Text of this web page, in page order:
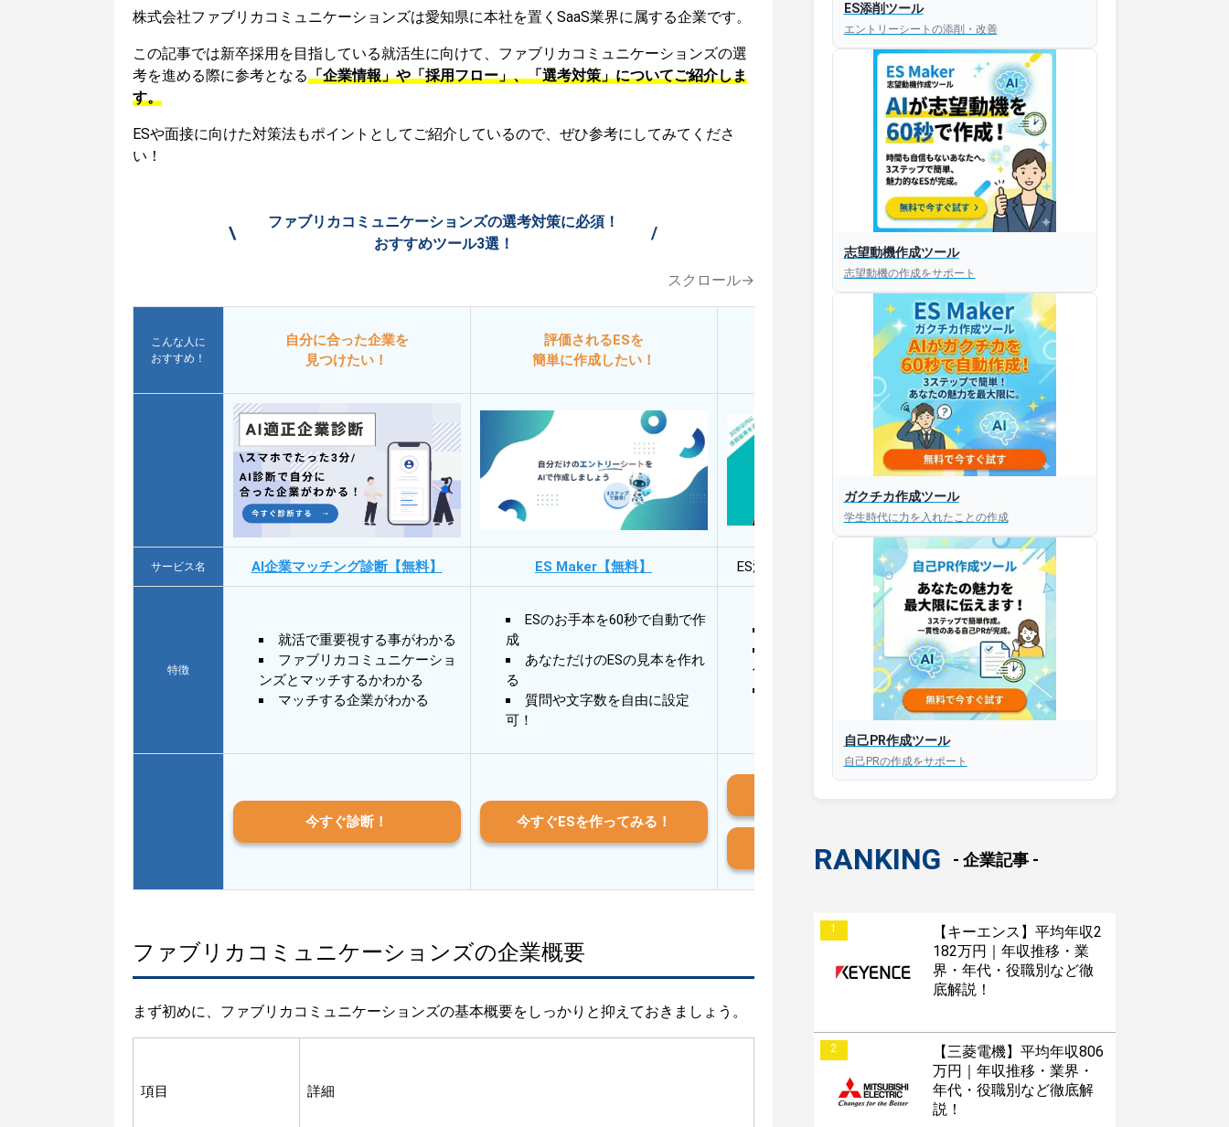
株式会社ファブリカコミュニケーションズは愛知県に本社を置くSaaS業界に属する企業です。
この記事では新卒採用を目指している就活生に向けて、ファブリカコミュニケーションズの選
考を進める際に参考となる「企業情報」や「採用フロー」、「選考対策」についてご紹介しま
す。
ESや面接に向けた対策法もポイントとしてご紹介しているので、ぜひ参考にしてみてくださ
い！
\
ファブリカコミュニケーションズの選考対策に必須！
おすすめツール3選！
/
スクロール→
こんな人に
おすすめ！
自分に合った企業を
見つけたい！
評価されるESを
簡単に作成したい！
今すぐESを
添削してほしい！
サービス名 AI企業マッチング診断【無料】 ES Maker【無料】 ES添削・面接対策アプリ【無料】
特徴
就活で重要視する事がわかる
ファブリカコミュニケーショ
ンズとマッチするかわかる
マッチする企業がわかる
ESのお手本を60秒で自動で作
成
あなただけのESの見本を作れ
る
質問や文字数を自由に設定
可！
30秒以内にあなたのESを添削
30秒以内にあなただけのESを
作成
AIと対話して面接練習ができ
今すぐ診断！ 今すぐESを作ってみる！
Android版はこちら
ファブリカコミュニケーションズの企業概要
まず初めに、ファブリカコミュニケーションズの基本概要をしっかりと抑えておきましょう。
項目 詳細
ES添削ツール
エントリーシートの添削・改善
志望動機作成ツール
志望動機の作成をサポート
ガクチカ作成ツール
学生時代に力を入れたことの作成
自己PR作成ツール
自己PRの作成をサポート
RANKING - 企業記事 -
1
【キーエンス】平均年収2
182万円｜年収推移・業
界・年代・役職別など徹
底解説！
2
【三菱電機】平均年収806
万円｜年収推移・業界・
年代・役職別など徹底解
説！